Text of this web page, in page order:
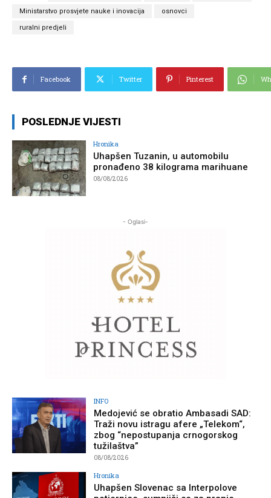
Ministarstvo prosvjete nauke i inovacija osnovci
ruralni predjeli
Facebook Twitter Pinterest
POSLEDNJE VIJESTI
Hronika
Uhapšen Tuzanin, u automobilu
pronađeno 38 kilograma marihuane
08/08/2026
- Oglasi-
INFO
Medojević se obratio Ambasadi SAD:
Traži novu istragu afere „Telekom“,
zbog “nepostupanja crnogorskog
tužilaštva”
08/08/2026
Hronika
Uhapšen Slovenac sa Interpolove